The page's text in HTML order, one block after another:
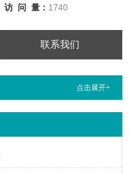
访 问 量： 1740
联系我们
点击展开+